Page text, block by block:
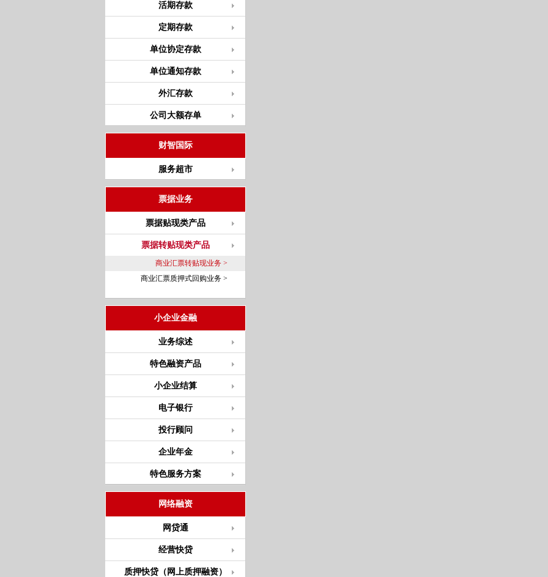
活期存款
定期存款
单位协定存款
单位通知存款
外汇存款
公司大额存单
财智国际
服务超市
票据业务
票据贴现类产品
票据转贴现类产品
商业汇票转贴现业务 >
商业汇票质押式回购业务 >
小企业金融
业务综述
特色融资产品
小企业结算
电子银行
投行顾问
企业年金
特色服务方案
网络融资
网贷通
经营快贷
质押快贷（网上质押融资）